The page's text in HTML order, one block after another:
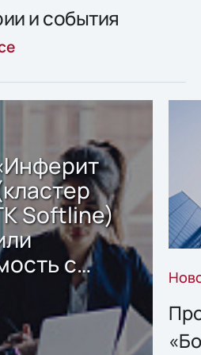
и события
Softline)
с
для